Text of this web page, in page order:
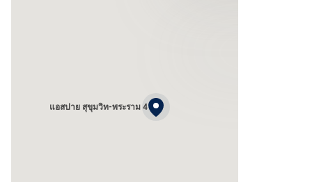
แอสปาย สุขุมวิท-พระราม 4